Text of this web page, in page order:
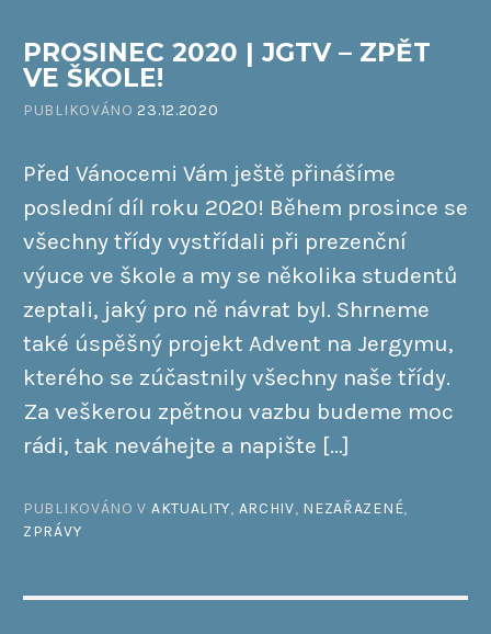
PROSINEC 2020 | JGTV – ZPĚT
VE ŠKOLE!
PUBLIKOVÁNO 23.12.2020
Před Vánocemi Vám ještě přinášíme
poslední díl roku 2020! Během prosince se
všechny třídy vystřídali při prezenční
výuce ve škole a my se několika studentů
zeptali, jaký pro ně návrat byl. Shrneme
také úspěšný projekt Advent na Jergymu,
kterého se zúčastnily všechny naše třídy.
Za veškerou zpětnou vazbu budeme moc
rádi, tak neváhejte a napište […]
PUBLIKOVÁNO V AKTUALITY, ARCHIV, NEZAŘAZENÉ,
ZPRÁVY